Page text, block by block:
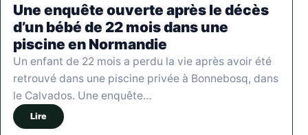
Une enquête ouverte après le décès
d’un bébé de 22 mois dans une
piscine en Normandie
Un enfant de 22 mois a perdu la vie après avoir été
retrouvé dans une piscine privée à Bonnebosq, dans
le Calvados. Une enquête…
Lire